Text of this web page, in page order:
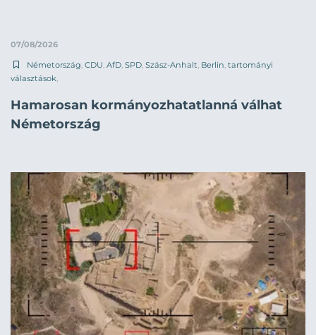
07/08/2026
Németország CDU AfD SPD Szász-Anhalt Berlin tartományi
választások
Hamarosan kormányozhatatlanná válhat
Németország